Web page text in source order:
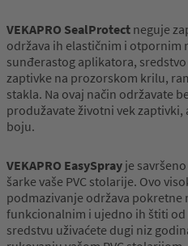
VEKAPRO SealProtect neguje
održava ih elastičnim i otpornim
sunđerastog aplikatora,
zaptivke na prozorskom krilu,
stakla. Na ovaj način održavate
produžavate životni vek
boju.
VEKAPRO EasySpray je
šarke vaše PVC stolarije. Ovo
podmazivanje održava
funkcionalnim i ujedno ih štiti
sredstvu uživaćete dugi niz